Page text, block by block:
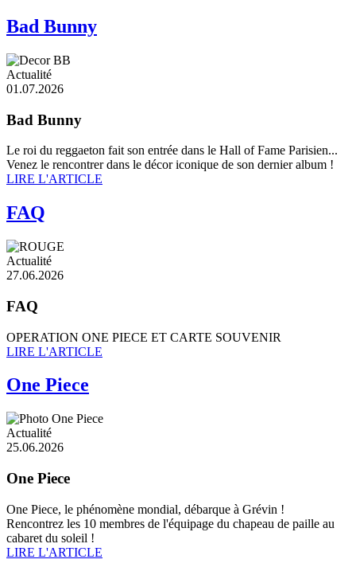
Bad Bunny
Actualité
01.07.2026
Bad Bunny
Le roi du reggaeton fait son entrée dans le Hall of Fame Parisien...
Venez le rencontrer dans le décor iconique de son dernier album !
LIRE L'ARTICLE
FAQ
Actualité
27.06.2026
FAQ
OPERATION ONE PIECE ET CARTE SOUVENIR
LIRE L'ARTICLE
One Piece
Actualité
25.06.2026
One Piece
One Piece, le phénomène mondial, débarque à Grévin !
Rencontrez les 10 membres de l'équipage du chapeau de paille au
cabaret du soleil !
LIRE L'ARTICLE